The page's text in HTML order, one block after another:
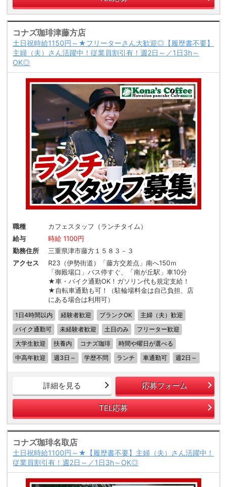
コナズ珈琲津藤方店
土日祝時給1150円～★フリーターさん大歓迎◎【履歴書不要】
主婦（夫）さん活躍中！従業員割引有！週2日～／1日3h～
OK◎
職種
カフェスタッフ（ランチタイム）
給与
時給 1100円
勤務住所
三重県津市藤方１５８３－３
アクセス
R23（伊勢街道）「藤方交差点」南へ150ｍ
「御殿場口」バス停すぐ、「南が丘駅」車10分
★車・バイク通勤OK！ガソリン代も規定支給！
★自転車通勤も可！（駐輪場料金は自己負担、店
にある場合は利用可）
1日4時間以内 経験者歓迎 ブランクOK
主婦（夫）歓迎
バイク通勤可
未経験者歓迎 土日のみ
フリーター歓迎
大学生歓迎
扶養内 コナズ珈琲
時間や曜日が選べる
中高年歓迎
週3日～ 学歴不問 ランチ 車通勤可 週2日～
詳細を見る 応募フォーム
TEL応募
コナズ珈琲名取店
土日祝時給1100円～★【履歴書不要】主婦（夫）さん活躍中！
従業員割引有！週2日～／1日3h～OK◎